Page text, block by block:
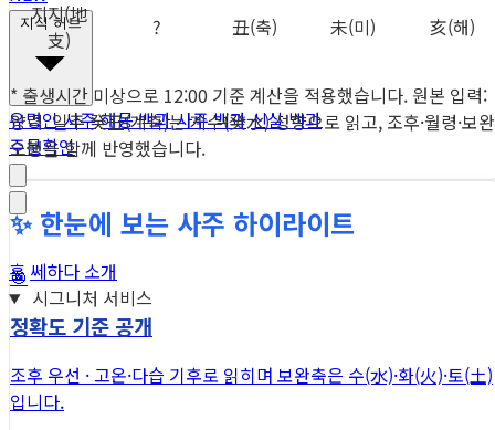
지식 허브
유명인 사주해몽 백과사주 백과신살 백과
주문확인
홈 쎄하다 소개
시그니처 서비스
지지(地
支)
? 丑(축) 未(미) 亥(해)
* 출생시간 미상으로 12:00 기준 계산을 적용했습니다. 원본 입력:
양력. 일주 癸丑(계축)는 계수(癸水) 성향으로 읽고, 조후·월령·보완
오행을 함께 반영했습니다.
✨ 한눈에 보는 사주 하이라이트
🎯
정확도 기준 공개
조후 우선 · 고온·다습 기후로 읽히며 보완축은 수(水)·화(火)·토(土)
입니다.